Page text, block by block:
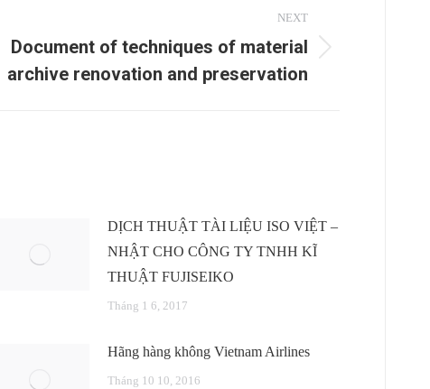
NEXT
Next
post:
Document of techniques of material
archive renovation and preservation
DỊCH THUẬT TÀI LIỆU ISO VIỆT –
NHẬT CHO CÔNG TY TNHH KĨ
THUẬT FUJISEIKO
Tháng 1 6, 2017
Hãng hàng không Vietnam Airlines
Tháng 10 10, 2016